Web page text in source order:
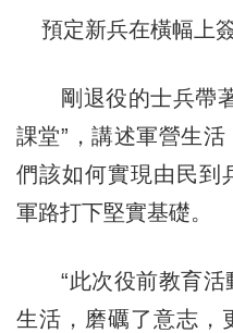
預定新兵在橫幅上
剛退役的士兵帶著
課堂”，講述軍營生
們該如何實現由民到
軍路打下堅實基礎。
“此次役前教育活
生活，磨礪了意志，